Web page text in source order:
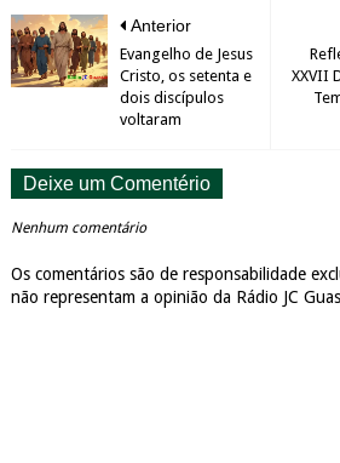
XXVII
Anterior
Evangelho de Jesus
Cristo, os setenta e
dois discípulos
voltaram
Deixe um Comentério
Nenhum comentário
Os comentários são de responsabilidade
não representam a opinião da Rádio JC